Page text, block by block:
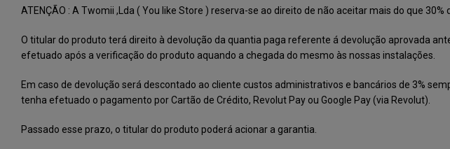
ATENÇÃO : A Twomii ,Lda ( You like Store ) reserva-se ao direito de não aceitar mais do que
O titular do produto terá direito à devolução da quantia paga referente á devolução aprovada
efetuado após a verificação do produto aquando a chegada do mesmo às nossas instalações.
Em caso de devolução será descontado ao cliente custos administrativos e bancários de 3%
tenha efetuado o pagamento por Cartão de Crédito, Revolut Pay ou Google Pay (via Revolut).
Passado esse prazo, o titular do produto poderá acionar a garantia.